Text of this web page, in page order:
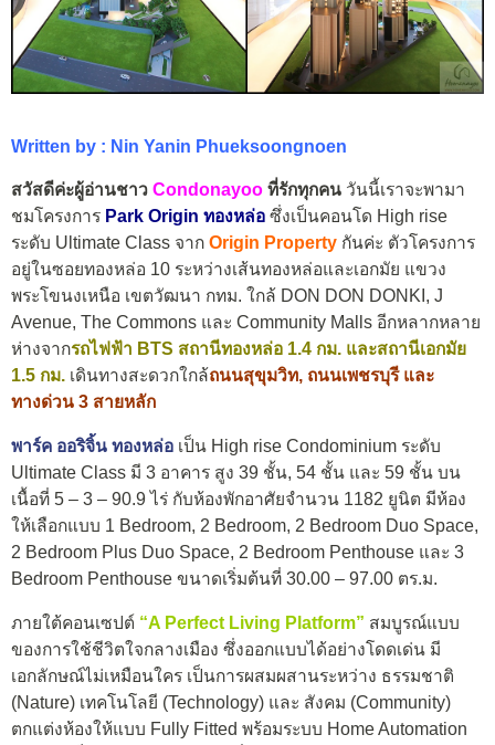
Written by : Nin Yanin Phueksoongnoen
สวัสดีค่ะผู้อ่านชาว Condonayoo ที่รักทุกคน วันนี้เราจะพามา
ชมโครงการ Park Origin ทองหล่อ ซึ่งเป็นคอนโด High rise
ระดับ Ultimate Class จาก Origin Property กันค่ะ ตัวโครงการ
อยู่ในซอยทองหล่อ 10 ระหว่างเส้นทองหล่อและเอกมัย แขวง
พระโขนงเหนือ เขตวัฒนา กทม. ใกล้ DON DON DONKI, J
Avenue, The Commons และ Community Malls อีกหลากหลาย
ห่างจากรถไฟฟ้า BTS สถานีทองหล่อ 1.4 กม. และสถานีเอกมัย
1.5 กม. เดินทางสะดวกใกล้ถนนสุขุมวิท, ถนนเพชรบุรี และ
ทางด่วน 3 สายหลัก
พาร์ค ออริจิ้น ทองหล่อ เป็น High rise Condominium ระดับ
Ultimate Class มี 3 อาคาร สูง 39 ชั้น, 54 ชั้น และ 59 ชั้น บน
เนื้อที่ 5 – 3 – 90.9 ไร่ กับห้องพักอาศัยจำนวน 1182 ยูนิต มีห้อง
ให้เลือกแบบ 1 Bedroom, 2 Bedroom, 2 Bedroom Duo Space,
2 Bedroom Plus Duo Space, 2 Bedroom Penthouse และ 3
Bedroom Penthouse ขนาดเริ่มต้นที่ 30.00 – 97.00 ตร.ม.
ภายใต้คอนเซปต์ “A Perfect Living Platform” สมบูรณ์แบบ
ของการใช้ชีวิตใจกลางเมือง ซึ่งออกแบบได้อย่างโดดเด่น มี
เอกลักษณ์ไม่เหมือนใคร เป็นการผสมผสานระหว่าง ธรรมชาติ
(Nature) เทคโนโลยี (Technology) และ สังคม (Community)
ตกแต่งห้องให้แบบ Fully Fitted พร้อมระบบ Home Automation